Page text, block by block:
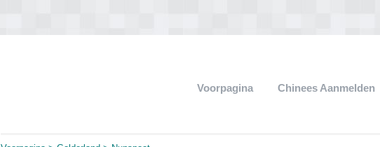
Voorpagina Chinees Aanmelden